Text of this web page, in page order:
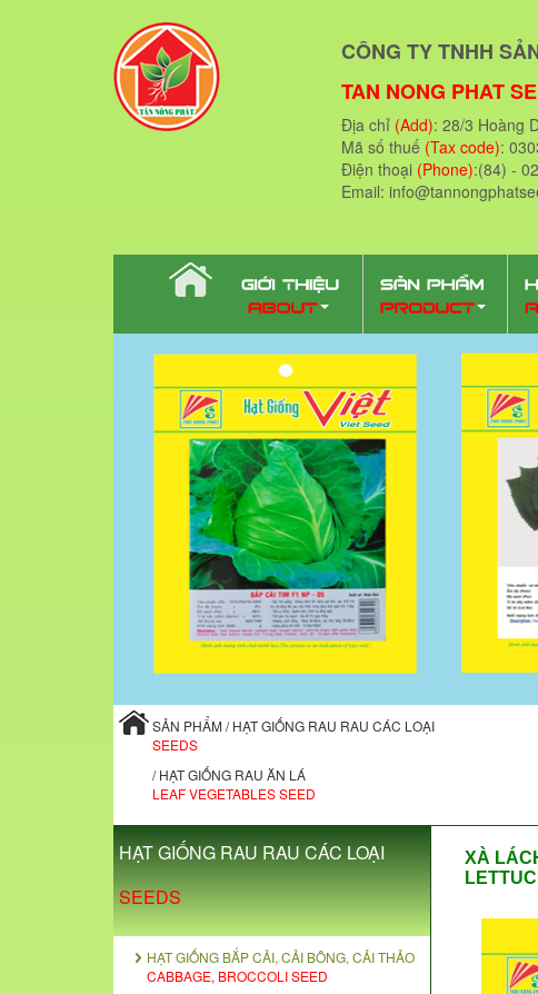
CÔNG TY TNHH
TAN NONG PHAT
Địa chỉ (Add): 28/3 Hoàng
Mã số thuế (Tax code):
Điện thoại (Phone):(84) -
Email:
SẢN PHẨM / HẠT GIỐNG RAU RAU CÁC LOẠI
SEEDS
/ HẠT GIỐNG RAU ĂN LÁ
LEAF VEGETABLES SEED
HẠT GIỐNG RAU RAU CÁC LOẠI
SEEDS
HẠT GIỐNG BẮP CẢI, CẢI BÔNG, CẢI THẢO
CABBAGE, BROCCOLI SEED
XÀ